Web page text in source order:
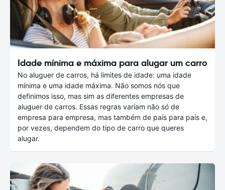
Idade mínima e máxima para alugar um carro
No aluguer de carros, há limites de idade: uma idade
mínima e uma idade máxima. Não somos nós que
definimos isso, mas sim as diferentes empresas de
aluguer de carros. Essas regras variam não só de
empresa para empresa, mas também de país para país e,
por vezes, dependem do tipo de carro que queres
alugar.